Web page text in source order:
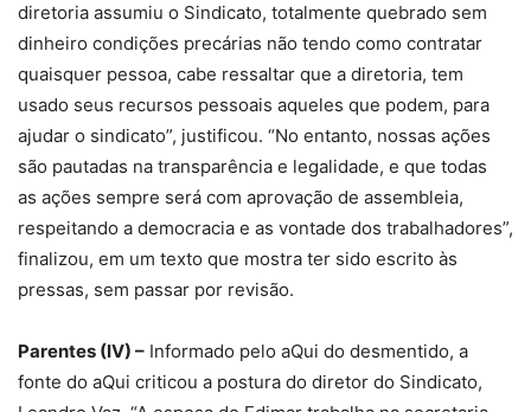
diretoria assumiu o Sindicato, totalmente quebrado sem
dinheiro condições precárias não tendo como contratar
quaisquer pessoa, cabe ressaltar que a diretoria, tem
usado seus recursos pessoais aqueles que podem, para
ajudar o sindicato”, justificou. “No entanto, nossas ações
são pautadas na transparência e legalidade, e que todas
as ações sempre será com aprovação de assembleia,
respeitando a democracia e as vontade dos trabalhadores”,
finalizou, em um texto que mostra ter sido escrito às
pressas, sem passar por revisão.
Parentes (IV) – Informado pelo aQui do desmentido, a
fonte do aQui criticou a postura do diretor do Sindicato,